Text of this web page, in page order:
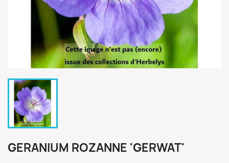
GERANIUM ROZANNE 'GERWAT'